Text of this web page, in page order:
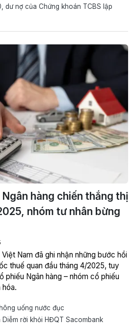
dư nợ của Chứng khoán TCBS lập
Ngân hàng chiến thắng thị
nhóm tư nhân bừng
Nam đã ghi nhận những bước hồi
thuế quan đầu tháng 4/2025, tuy
phiếu Ngân hàng – nhóm cổ phiếu
uống nước đục
rời khỏi HĐQT Sacombank